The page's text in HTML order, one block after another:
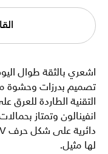
اشعري بالثقة طوال
تصميم بدرزات وحشوة
التقنية الطاردة
انفينالون وتمتاز
لها مثيل.